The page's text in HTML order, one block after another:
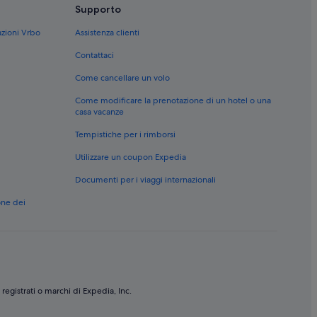
Vrbo
dei
Supporto
Assistenza clienti
Contattaci
Come cancellare un volo
Come modificare la prenotazione di un hotel o una
casa vacanze
Tempistiche per i rimborsi
Utilizzare un coupon Expedia
Documenti per i viaggi internazionali
o marchi di Expedia, Inc.